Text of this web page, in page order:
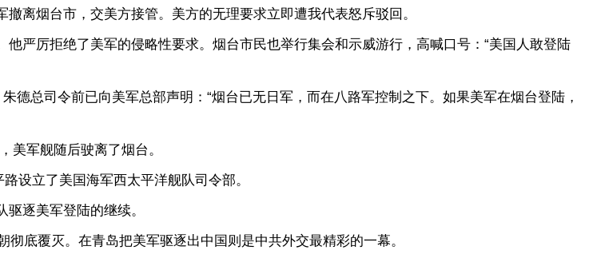
离烟台市，交美方接管。美方的无理要求立即遭我代表怒斥驳回。
厉拒绝了美军的侵略性要求。烟台市民也举行集会和示威游行，高喊口号：“美国人敢登陆
总司令前已向美军总部声明：“烟台已无日军，而在八路军控制之下。如果美军在烟台登陆，
军舰随后驶离了烟台。
立了美国海军西太平洋舰队司令部。
逐美军登陆的继续。
覆灭。在青岛把美军驱逐出中国则是中共外交最精彩的一幕。